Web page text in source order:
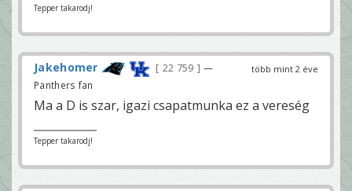
Tepper takarodj!
több mint 2 éve
Jakehomer 22 759
—
Panthers fan
Ma a D is szar, igazi csapatmunka ez a vereség
Tepper takarodj!